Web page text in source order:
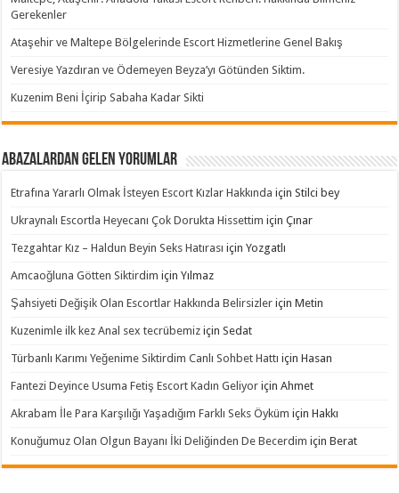
Gerekenler
Ataşehir ve Maltepe Bölgelerinde Escort Hizmetlerine Genel Bakış
Veresiye Yazdıran ve Ödemeyen Beyza’yı Götünden Siktim.
Kuzenim Beni İçirip Sabaha Kadar Sikti
Abazalardan Gelen Yorumlar
Etrafına Yararlı Olmak İsteyen Escort Kızlar Hakkında içinStilci bey
Ukraynalı Escortla Heyecanı Çok Dorukta Hissettim içinÇınar
Tezgahtar Kız – Haldun Beyin Seks Hatırası içinYozgatlı
Amcaoğluna Götten Siktirdim içinYılmaz
Şahsiyeti Değişik Olan Escortlar Hakkında Belirsizler içinMetin
Kuzenimle ilk kez Anal sex tecrübemiz içinSedat
Türbanlı Karımı Yeğenime Siktirdim Canlı Sohbet Hattı içinHasan
Fantezi Deyince Usuma Fetiş Escort Kadın Geliyor içinAhmet
Akrabam İle Para Karşılığı Yaşadığım Farklı Seks Öyküm içinHakkı
Konuğumuz Olan Olgun Bayanı İki Deliğinden De Becerdim içinBerat